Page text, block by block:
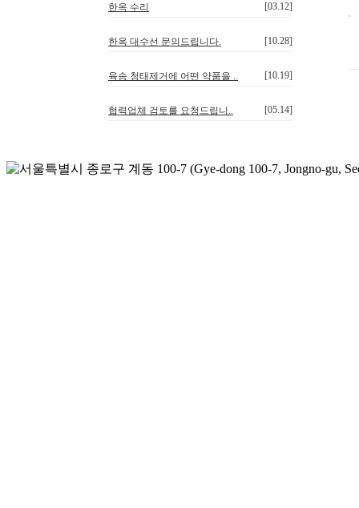
한옥 수리 [03.12]
한옥 대수선 문의드립니다. [10.28]
육송 청태제거에 어떤 약품을 .. [10.19]
협력업체 검토를 요청드립니.. [05.14]